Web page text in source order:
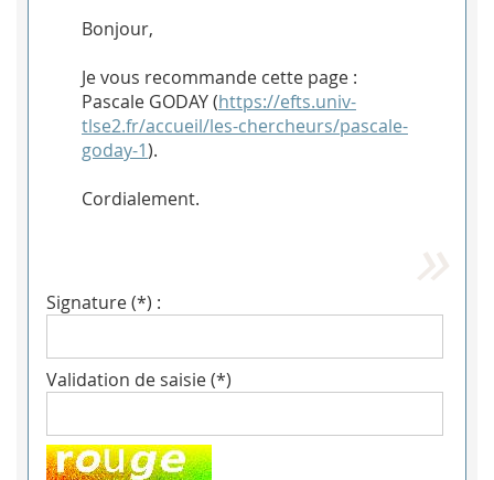
Bonjour,
Je vous recommande cette page :
Pascale GODAY (https://efts.univ-
tlse2.fr/accueil/les-chercheurs/pascale-
goday-1).
Cordialement.
Signature (*) :
Validation de saisie (*)